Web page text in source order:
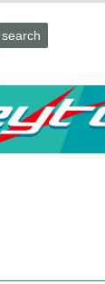
search